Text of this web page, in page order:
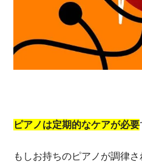
ピアノは定期的なケアが必要
もしお持ちのピアノが調律